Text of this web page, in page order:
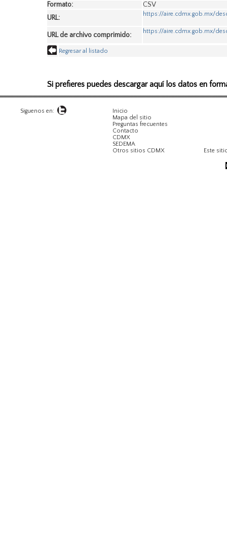
Formato:
CSV
URL:
https://aire.cdmx.gob.mx/
URL de archivo comprimido: https://aire.cdmx.gob.mx/
Regresar al listado
Si prefieres puedes descargar aquí los datos en
Siguenos en:
Inicio
Mapa del sitio
Preguntas frecuentes
Contacto
CDMX
SEDEMA
Otros sitios CDMX
Este